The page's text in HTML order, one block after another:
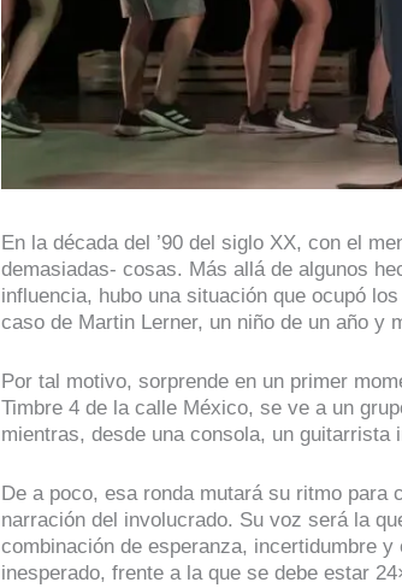
En la década del ’90 del siglo XX, con el
demasiadas- cosas. Más allá de algunos
influencia, hubo una situación que ocupó
caso de Martin Lerner, un niño de un año y
Por tal motivo, sorprende en un primer
Timbre 4 de la calle México, se ve a un
mientras, desde una consola, un
De a poco, esa ronda mutará su ritmo
narración del involucrado. Su voz será la
combinación de esperanza, incertidumbre
inesperado, frente a la que se debe estar